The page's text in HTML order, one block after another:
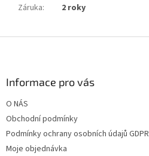
Záruka: 2 roky
Informace pro vás
O NÁS
Obchodní podmínky
Podmínky ochrany osobních údajů GDPR
Moje objednávka